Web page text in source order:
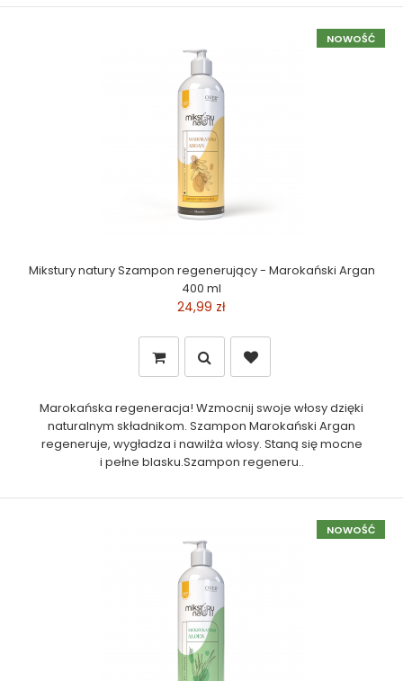
NOWOŚĆ
Mikstury natury Szampon regenerujący - Marokański Argan
400 ml
24,99 zł
Marokańska regeneracja! Wzmocnij swoje włosy dzięki
naturalnym składnikom. Szampon Marokański Argan
regeneruje, wygładza i nawilża włosy. Staną się mocne
i pełne blasku.Szampon regeneru..
NOWOŚĆ